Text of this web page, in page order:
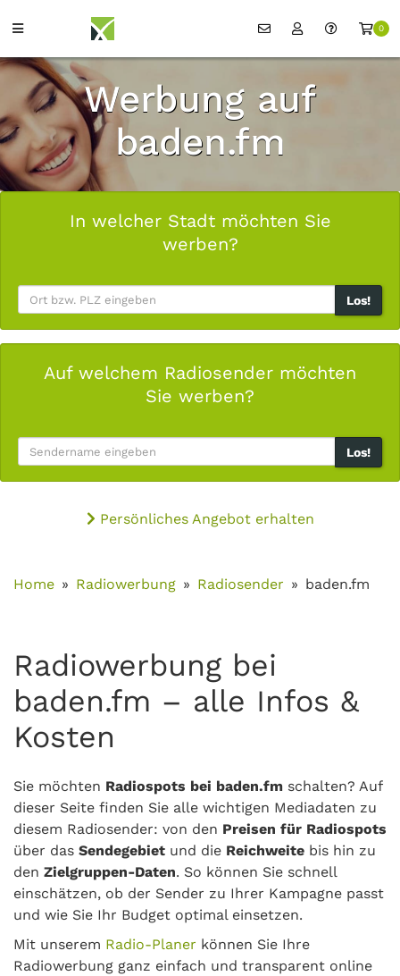
0
Werbung auf
baden.fm
In welcher Stadt möchten Sie
werben?
Los!
Auf welchem Radiosender möchten
Sie werben?
Los!
Persönliches Angebot erhalten
Home Radiowerbung Radiosender baden.fm
Radiowerbung bei
baden.fm – alle Infos &
Kosten
Sie möchten Radiospots bei baden.fm schalten? Auf
dieser Seite finden Sie alle wichtigen Mediadaten zu
diesem Radiosender: von den Preisen für Radiospots
über das Sendegebiet und die Reichweite bis hin zu
den Zielgruppen-Daten. So können Sie schnell
einschätzen, ob der Sender zu Ihrer Kampagne passt
und wie Sie Ihr Budget optimal einsetzen.
Mit unserem Radio-Planer können Sie Ihre
Radiowerbung ganz einfach und transparent online